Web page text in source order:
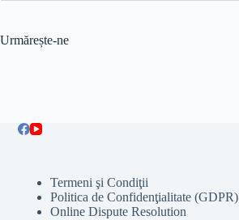
Urmărește-ne
Termeni şi Condiţii
Politica de Confidenţialitate (GDPR)
Online Dispute Resolution